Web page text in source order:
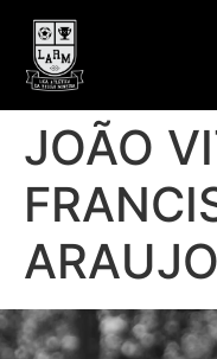
JOÃO
ARAUJO